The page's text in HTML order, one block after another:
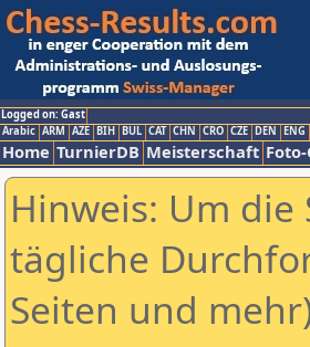
Logged on: Gast
Arabic ARM AZE BIH BUL CAT CHN CRO CZE DEN ENG
Home TurnierDB Meisterschaft
Hinweis: Um
tägliche
Seiten und